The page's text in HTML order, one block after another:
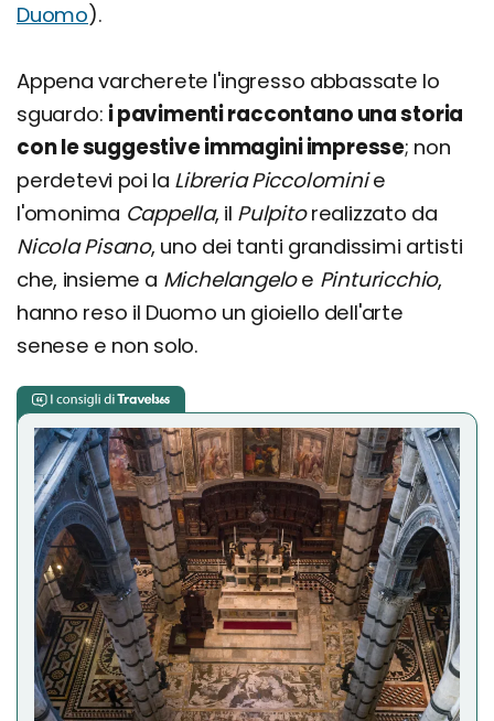
Duomo).
Appena varcherete l'ingresso abbassate lo
sguardo: i pavimenti raccontano una storia
con le suggestive immagini impresse; non
perdetevi poi la Libreria Piccolominie
l'omonima Cappella, il Pulpitorealizzato da
Nicola Pisano, uno dei tanti grandissimi artisti
che, insieme a Michelangeloe Pinturicchio,
hanno reso il Duomo un gioiello dell'arte
senese e non solo.